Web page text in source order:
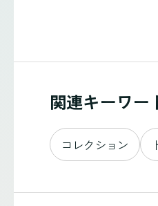
関連キーワー
コレクション